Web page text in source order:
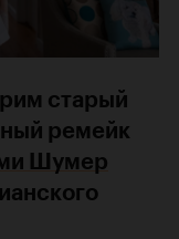
старый
ремейк
Шумер